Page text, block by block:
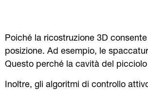
Poiché la ricostruzione 3D
posizione. Ad esempio, le
Questo perché la cavità del
Inoltre, gli algoritmi di controllo